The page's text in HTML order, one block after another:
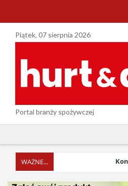
Piątek, 07 sierpnia 2026
Portal branży spożywczej